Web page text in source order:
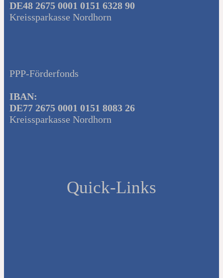
DE48 2675 0001 0151 6328 90
Kreissparkasse Nordhorn
PPP-Förderfonds
IBAN:
DE77 2675 0001 0151 8083 26
Kreissparkasse Nordhorn
Quick-Links